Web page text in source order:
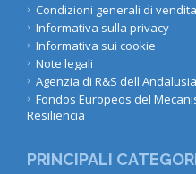
Condizioni generali di vendita
Informativa sulla privacy
Informativa sui cookie
Note legali
Agenzia di R&S
Fondos Europeos del
Resiliencia
PRINCIPALI